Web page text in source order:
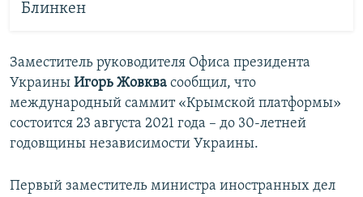
Блинкен
Заместитель руководителя Офиса президента
Украины Игорь Жовква сообщил, что
международный саммит «Крымской платформы»
состоится 23 августа 2021 года – до 30-летней
годовщины независимости Украины.
Первый заместитель министра иностранных дел